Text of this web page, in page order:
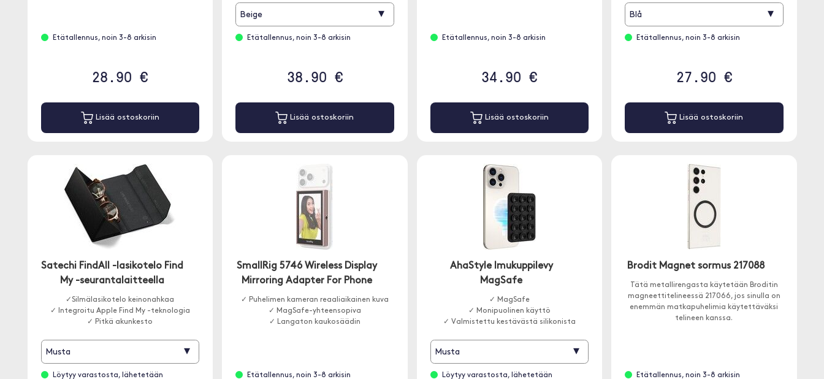
Etätallennus, noin 3-8 arkisin
28.90 €
Lisää ostoskoriin
Beige ▾
Etätallennus, noin 3-8 arkisin
38.90 €
Lisää ostoskoriin
Etätallennus, noin 3-8 arkisin
34.90 €
Lisää ostoskoriin
Blå ▾
Etätallennus, noin 3-8 arkisin
27.90 €
Lisää ostoskoriin
Satechi FindAll -lasikotelo Find
My -seurantalaitteella
✓Silmälasikotelo keinonahkaa
✓ Integroitu Apple Find My -teknologia
✓ Pitkä akunkesto
Musta ▾
Löytyy varastosta, lähetetään
SmallRig 5746 Wireless Display
Mirroring Adapter For Phone
✓ Puhelimen kameran reaaliaikainen kuva
✓ MagSafe-yhteensopiva
✓ Langaton kaukosäädin
Etätallennus, noin 3-8 arkisin
AhaStyle Imukuppilevy
MagSafe
✓ MagSafe
✓ Monipuolinen käyttö
✓ Valmistettu kestävästä silikonista
Musta ▾
Löytyy varastosta, lähetetään
Brodit Magnet sormus 217088
Tätä metallirengasta käytetään Broditin
magneettitelineessä 217066, jos sinulla on
enemmän matkapuhelimia käytettäväksi
telineen kanssa.
Etätallennus, noin 3-8 arkisin